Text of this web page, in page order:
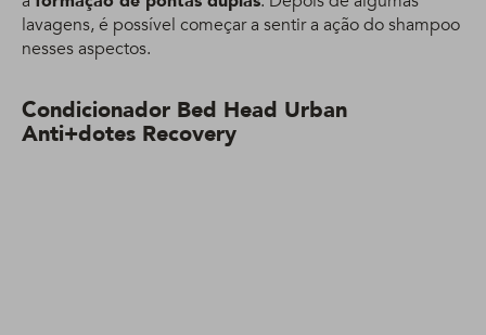
lavagens, é possível começar a sentir a ação do shampoo
nesses aspectos.
Condicionador Bed Head Urban
Anti+dotes Recovery